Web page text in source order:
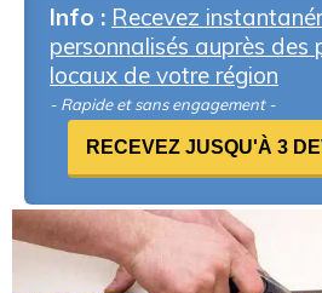
Info : Recevez
personnalisés auprès des
locaux de votre région
- Rapide et sans engagement -
RECEVEZ JUSQU'À 3